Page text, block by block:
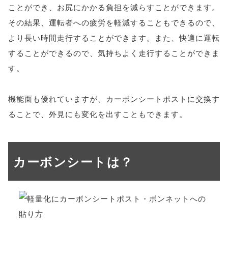
ことができ、お尻にかかる負担を減らすことができます。
その結果、運転者への疲労を軽減することもできるので、
より長い時間走行することができます。また、快適に運転
することができるので、気持ちよく走行することができま
す。
機能面も優れていますが、カーボンシートポストに交換す
ることで、外見にも変化を出すこともできます。
カーボンシートは？